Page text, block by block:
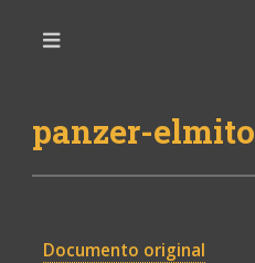
panzer-elmito
Documento original